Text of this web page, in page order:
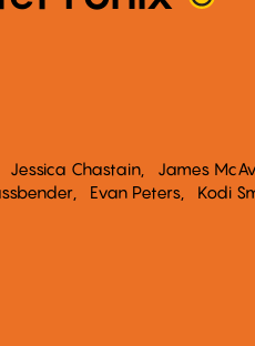
Jessica Chastain James
Evan Peters Kodi